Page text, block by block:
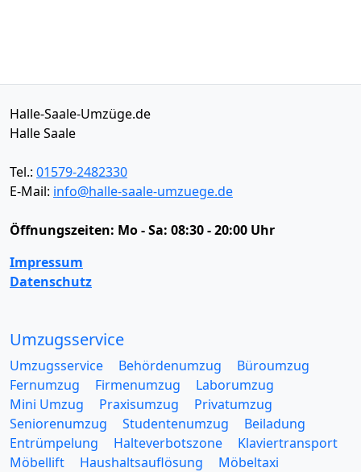
Halle-Saale-Umzüge.de
Halle Saale
Tel.: 01579-2482330
E-Mail: info@halle-saale-umzuege.de
Öffnungszeiten: Mo - Sa: 08:30 - 20:00 Uhr
Impressum
Datenschutz
Umzugsservice
Umzugsservice Behördenumzug
Büroumzug
Fernumzug
Firmenumzug
Laborumzug
Mini Umzug
Praxisumzug
Privatumzug
Seniorenumzug
Studentenumzug
Beiladung
Entrümpelung
Halteverbotszone
Klaviertransport
Möbellift
Haushaltsauflösung
Möbeltaxi